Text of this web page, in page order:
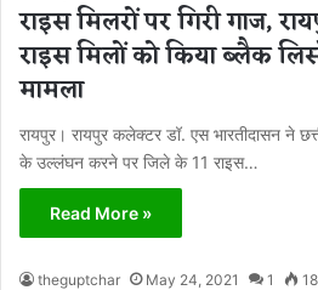
राइस मिलरों पर गिरी गाज,
राइस मिलों को किया ब्लैक
मामला
रायपुर। रायपुर कलेक्टर डॉ. एस भारतीदासन ने
के उल्लंघन करने पर जिले के 11 राइस…
Read More »
theguptchar May 24, 2021 1